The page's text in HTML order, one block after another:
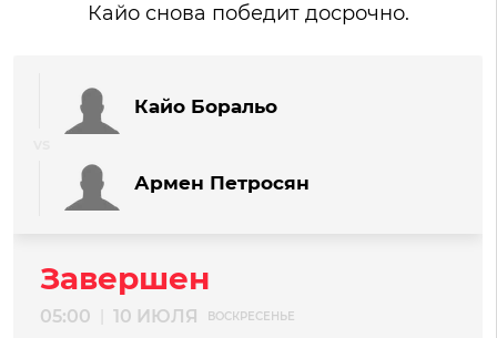
Кайо снова победит досрочно.
Кайо Боральо
Армен Петросян
Завершен
05:00 10 ИЮЛЯ ВОСКРЕСЕНЬЕ